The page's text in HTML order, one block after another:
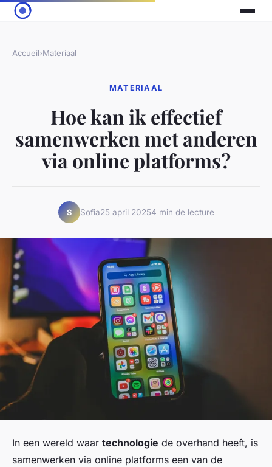
Accueil›Materiaal
MATERIAAL
Hoe kan ik effectief
samenwerken met anderen
via online platforms?
S Sofia25 april 20254 min de lecture
In een wereld waar technologie de overhand heeft, is
samenwerken via online platforms een van de